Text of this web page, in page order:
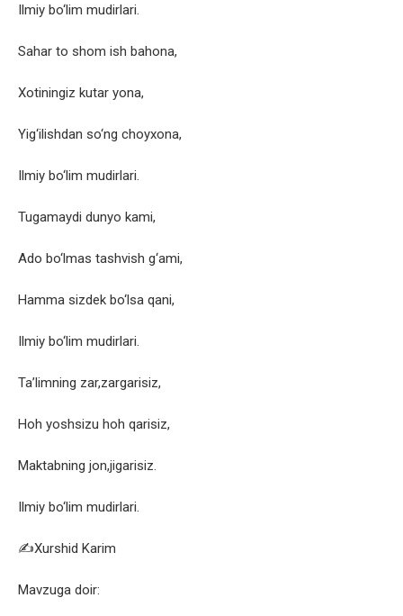
Ilmiy bo‘lim mudirlari.
Sahar to shom ish bahona,
Xotiningiz kutar yona,
Yig‘ilishdan so‘ng choyxona,
Ilmiy bo‘lim mudirlari.
Tugamaydi dunyo kami,
Ado bo‘lmas tashvish g‘ami,
Hamma sizdek bo‘lsa qani,
Ilmiy bo‘lim mudirlari.
Ta’limning zar,zargarisiz,
Hoh yoshsizu hoh qarisiz,
Maktabning jon,jigarisiz.
Ilmiy bo‘lim mudirlari.
✍Xurshid Karim
Mavzuga doir: